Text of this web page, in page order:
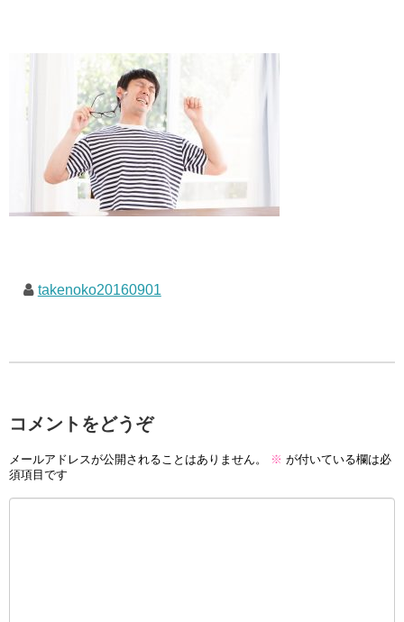
takenoko20160901
コメントをどうぞ
メールアドレスが公開されることはありません。 ※ が付いている欄は必
須項目です